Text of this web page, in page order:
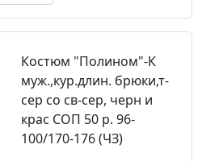
Костюм "Полином"-К
муж.,кур.длин. брюки,т-
сер со св-сер, черн и
крас СОП 50 р. 96-
100/170-176 (ЧЗ)